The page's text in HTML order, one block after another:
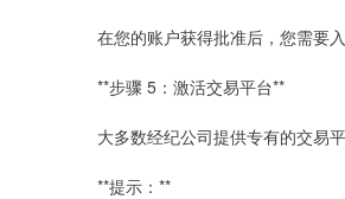
在您的账户获得批准后，您需要
**步骤 5：激活交易平台**
大多数经纪公司提供专有的交易
**提示：**